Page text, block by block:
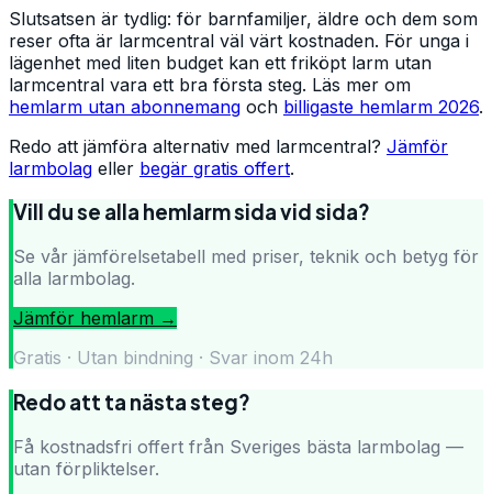
Slutsatsen är tydlig: för barnfamiljer, äldre och dem som
reser ofta är larmcentral väl värt kostnaden. För unga i
lägenhet med liten budget kan ett friköpt larm utan
larmcentral vara ett bra första steg. Läs mer om
hemlarm utan abonnemang och billigaste hemlarm 2026.
Redo att jämföra alternativ med larmcentral? Jämför
larmbolag eller begär gratis offert.
Vill du se alla hemlarm sida vid sida?
Se vår jämförelsetabell med priser, teknik och betyg för
alla larmbolag.
Jämför hemlarm →
Gratis · Utan bindning · Svar inom 24h
Redo att ta nästa steg?
Få kostnadsfri offert från Sveriges bästa larmbolag —
utan förpliktelser.